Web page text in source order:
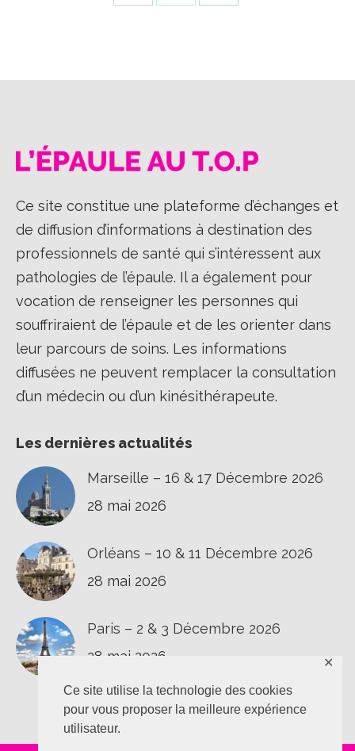
Ce site utilise la technologie des cookies
pour vous proposer la meilleure expérience
utilisateur.
✕
PartagerPartagerPartager
Ce site constitue une plateforme d’échanges et
de diffusion d’informations à destination des
professionnels de santé qui s’intéressent aux
pathologies de l’épaule. Il a également pour
vocation de renseigner les personnes qui
souffriraient de l’épaule et de les orienter dans
leur parcours de soins. Les informations
diffusées ne peuvent remplacer la consultation
d’un médecin ou d’un kinésithérapeute.
Les dernières actualités
Marseille – 16 & 17 Décembre 2026
28 mai 2026
Orléans – 10 & 11 Décembre 2026
28 mai 2026
Paris – 2 & 3 Décembre 2026
28 mai 2026